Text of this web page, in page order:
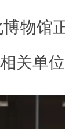
物馆
关单